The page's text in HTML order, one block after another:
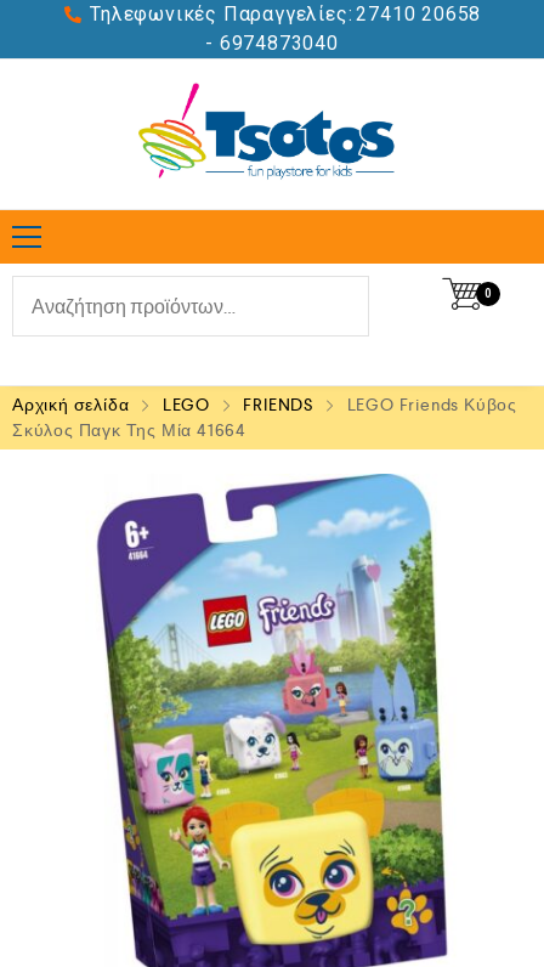
Τηλεφωνικές Παραγγελίες: 27410 20658
- 6974873040
0
Αρχική σελίδα LEGO FRIENDS
LEGO Friends Κύβος
Σκύλος Παγκ Της Μία 41664